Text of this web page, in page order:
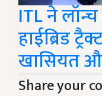
ITL ने
हाईब्रिड
खासियत
Share your